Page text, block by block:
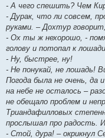
- А чего спешить? Чем
- Дурак, что ли совсем,
руками. – Дохтур
- Ох ты ж нехорошо, -
голову и потопал к лошади.
- Ну, быстрее, ну!
- Не понукай, не лошадь!
Погода была не очень, да
на небе не осталось –
не обещало проблем и
Триандафилловых
прослышал про радость.
- Стой, дура! – окрикнул